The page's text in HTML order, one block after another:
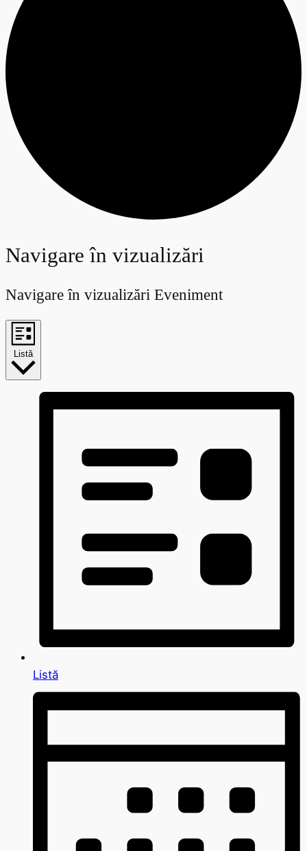
Evenimente
Navigare în vizualizări
Navigare în vizualizări Eveniment
Listă
Listă